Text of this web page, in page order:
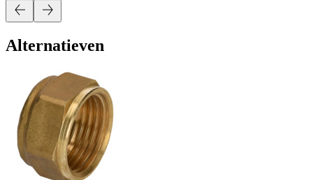
Alternatieven